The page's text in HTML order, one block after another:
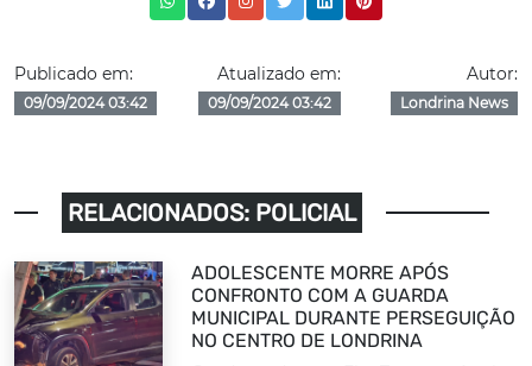
Publicado em:
09/09/2024 03:42
Atualizado em:
09/09/2024 03:42
Autor:
Londrina News
RELACIONADOS: POLICIAL
ADOLESCENTE MORRE APÓS
CONFRONTO COM A GUARDA
MUNICIPAL DURANTE PERSEGUIÇÃO
NO CENTRO DE LONDRINA